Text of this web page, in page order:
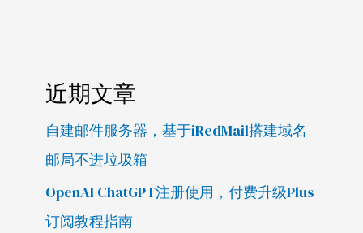
近期文章
自建邮件服务器，基于iRedMail搭建域名
邮局不进垃圾箱
OpenAI ChatGPT注册使用，付费升级Plus
订阅教程指南